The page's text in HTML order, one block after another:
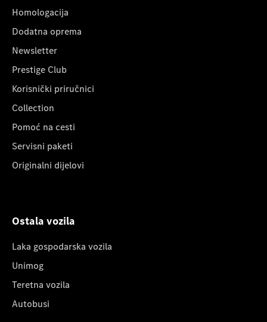
Homologacija
Dodatna oprema
Newsletter
Prestige Club
Korisnički priručnici
Collection
Pomoć na cesti
Servisni paketi
Originalni dijelovi
Ostala vozila
Laka gospodarska vozila
Unimog
Teretna vozila
Autobusi